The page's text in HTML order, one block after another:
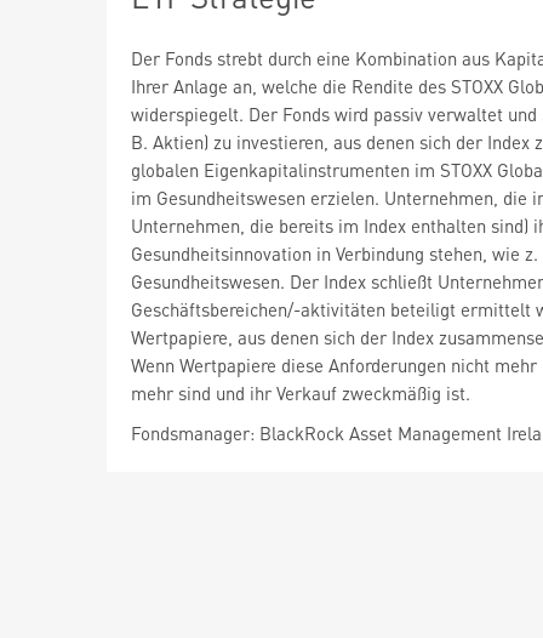
Der Fonds strebt durch eine Kombination aus
Ihrer Anlage an, welche die Rendite des STOXX
widerspiegelt. Der Fonds wird passiv verwaltet
B. Aktien) zu investieren, aus denen sich der
globalen Eigenkapitalinstrumenten im STOXX
im Gesundheitswesen erzielen. Unternehmen, die
Unternehmen, die bereits im Index enthalten sind)
Gesundheitsinnovation in Verbindung stehen, wie
Gesundheitswesen. Der Index schließt
Geschäftsbereichen/-aktivitäten beteiligt ermittelt
Wertpapiere, aus denen sich der Index
Wenn Wertpapiere diese Anforderungen nicht
mehr sind und ihr Verkauf zweckmäßig ist.
Fondsmanager: BlackRock Asset Management